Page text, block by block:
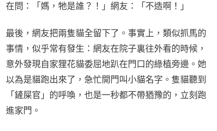
在問：「媽，牠是誰？！」網友：「不造啊！」
最後，網友把兩隻貓全留下了。事實上，類似抓馬的
事情，似乎常有發生：網友在院子裏往外看的時候，
意外發現自家狸花貓委屈地趴在門口的綠植旁邊。她
以為是貓跑出來了，急忙開門叫小貓名字。隻貓聽到
「鏟屎官」的呼喚，也是一秒都不帶猶豫的，立刻跑
進家門。